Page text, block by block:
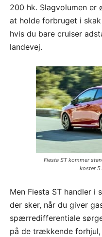
200 hk. Slagvolumen er
at holde forbruget i
hvis du bare cruiser
landevej.
Fiesta ST kommer
koster
Men Fiesta ST handler i
der sker, når du giver
spærredifferentiale
på de trækkende